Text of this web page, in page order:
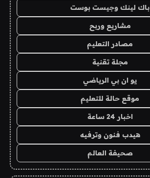
باك لينك وجيست بوست
مشاريع وربح
مصادر التعليم
مجلة تقنية
يو ان بي الرياضي
موقع حالة للتعليم
اخبار 24 ساعة
هيدب فنون وترفيه
صحيفة العالم